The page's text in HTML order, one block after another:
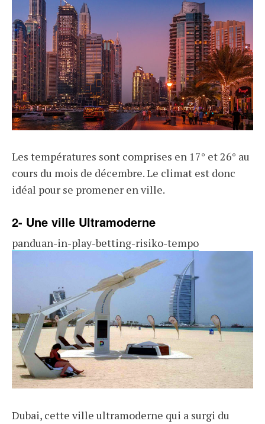
Les températures sont comprises en 17° et 26° au
cours du mois de décembre. Le climat est donc
idéal pour se promener en ville.
2- Une ville Ultramoderne
panduan-in-play-betting-risiko-tempo
Dubai, cette ville ultramoderne qui a surgi du